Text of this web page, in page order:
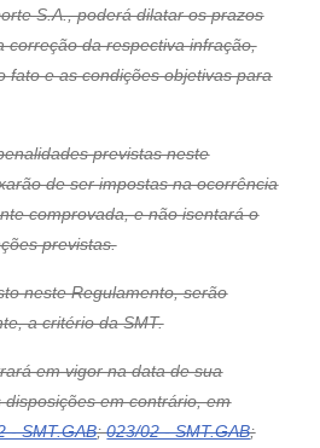
S.A., poderá dilatar os prazos
correção da respectiva infração,
fato e as condições objetivas para
previstas neste
de ser impostas na ocorrência
comprovada, e não isentará o
previstas.
neste Regulamento, serão
a critério da SMT.
em vigor na data de sua
em contrário, em
- SMT.GAB;023/02 - SMT.GAB;